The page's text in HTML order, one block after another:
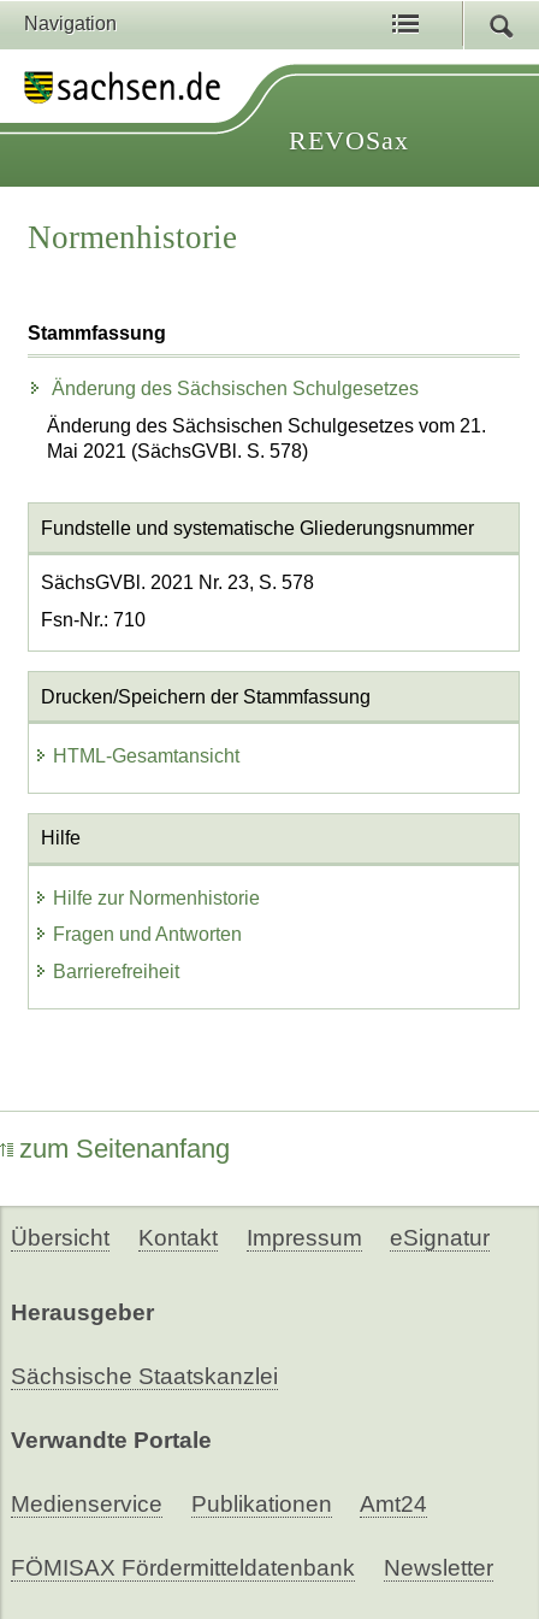
Navigation
REVOSax
Normenhistorie
Stammfassung
Änderung des Sächsischen Schulgesetzes
Änderung des Sächsischen Schulgesetzes vom 21.
Mai 2021 (SächsGVBl. S. 578)
Fundstelle und systematische Gliederungsnummer
SächsGVBl. 2021 Nr. 23, S. 578
Fsn-Nr.: 710
Drucken/Speichern der Stammfassung
HTML-Gesamtansicht
Hilfe
Hilfe zur Normenhistorie
Fragen und Antworten
Barrierefreiheit
zum Seitenanfang
Übersicht Kontakt Impressum eSignatur
Herausgeber
Sächsische Staatskanzlei
Verwandte Portale
Medienservice Publikationen Amt24
FÖMISAX Fördermitteldatenbank Newsletter